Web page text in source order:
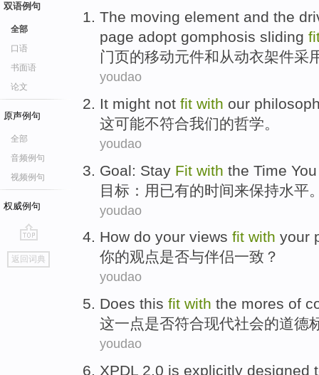
双语例句
全部
口语
书面语
论文
原声例句
全部
音频例句
视频例句
权威例句
go
top
返回词典
The moving element and the
page adopt gomphosis sliding
门页的移动元件和 从动衣架件采
youdao
It might not fit with our
这可能不符合我们的哲学。
youdao
Goal: Stay Fit with the Time
目标 ： 用 已有的时间来保持水平
youdao
How do your views fit with your
你的观点是否与伴侣一致？
youdao
Does this fit with the mores of
这一点是否符合现代社会的道德
youdao
XPDL 2.0 is explicitly designed